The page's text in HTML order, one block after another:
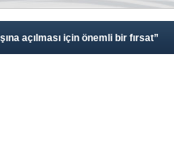
açılması için önemli bir fırsat”